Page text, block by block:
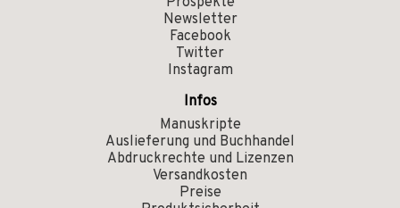
Newsletter
Facebook
Twitter
Instagram
Infos
Manuskripte
Auslieferung und Buchhandel
Abdruckrechte und Lizenzen
Versandkosten
Preise